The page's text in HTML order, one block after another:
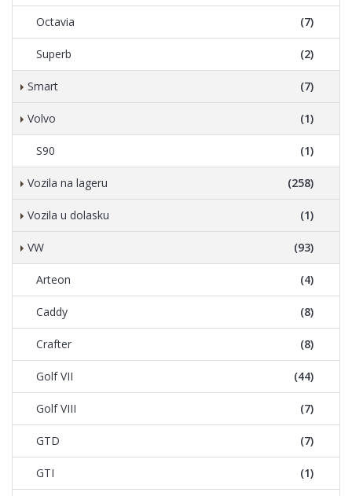
Octavia (7)
Superb (2)
Smart (7)
Volvo (1)
S90 (1)
Vozila na lageru (258)
Vozila u dolasku (1)
VW (93)
Arteon (4)
Caddy (8)
Crafter (8)
Golf VII (44)
Golf VIII (7)
GTD (7)
GTI (1)